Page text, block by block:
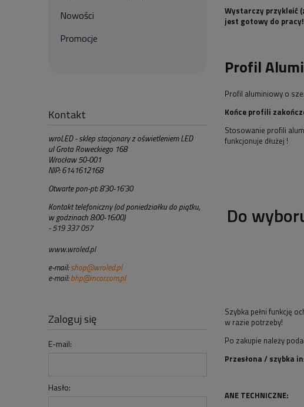
Nowości
Promocje
Kontakt
wroLED - sklep stacjonary z oświetleniem LED
ul Grota Roweckiego 168
Wrocław 50-001
NIP: 6141612168
Otwarte pon-pt: 8'30-16'30
Kontakt telefoniczny (od poniedziałku do piątku,
w godzinach 8:00-16:00)
- 519 337 057
www.wroled.pl
e-mail: shop@wroled.pl
e-mail:bhp@incor.com.pl
Zaloguj się
E-mail:
Hasło:
Wystarczy przykleić
jest gotowy do pracy!
Profil
Profil aluminiowy o
Końce profili
Stosowanie profili
funkcjonuje dłużej !
Do
Szybka pełni funkcję
w razie potrzeby!
Po zakupie należy
Przesłona / szybka
ANE TECHNICZNE: